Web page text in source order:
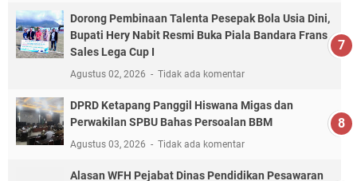
Dorong Pembinaan Talenta Pesepak Bola Usia Dini,
Bupati Hery Nabit Resmi Buka Piala Bandara Frans
Sales Lega Cup I
Agustus 02, 2026 Tidak ada komentar
DPRD Ketapang Panggil Hiswana Migas dan
Perwakilan SPBU Bahas Persoalan BBM
Agustus 03, 2026 Tidak ada komentar
Alasan WFH Pejabat Dinas Pendidikan Pesawaran